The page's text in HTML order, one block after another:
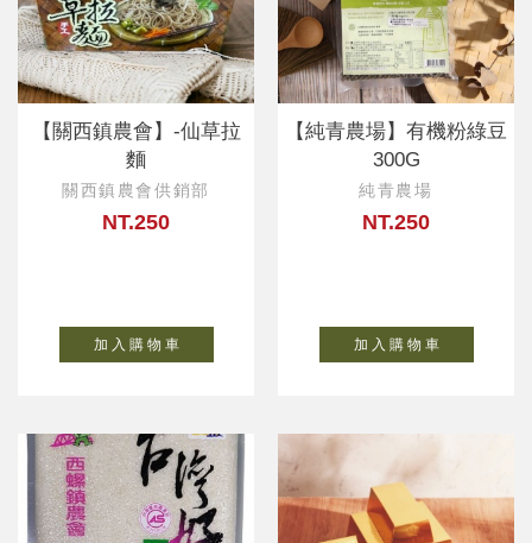
【關西鎮農會】-仙草拉
麵
關西鎮農會供銷部
NT.250
加 入 購 物 車
【純青農場】有機粉綠豆
300G
純青農場
NT.250
加 入 購 物 車